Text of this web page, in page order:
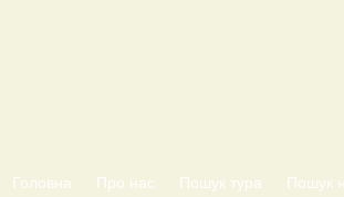
Головна Про нас Пошук тура Пошук